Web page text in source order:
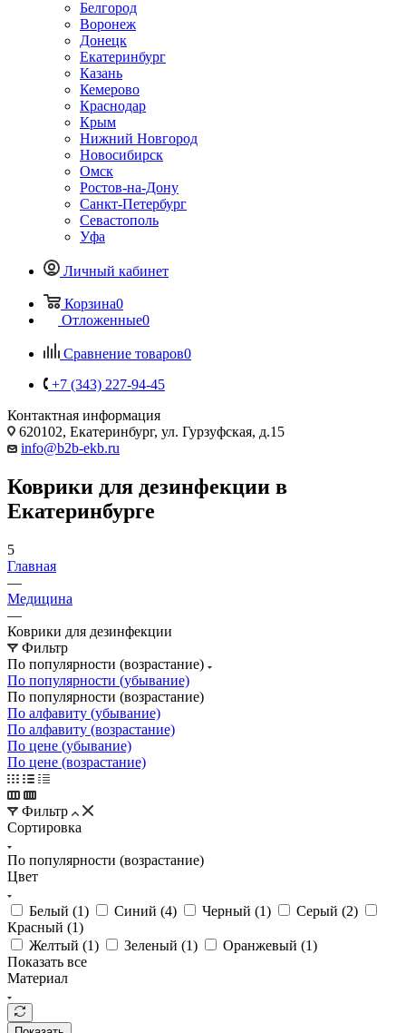
Белгород
Воронеж
Донецк
Екатеринбург
Казань
Кемерово
Краснодар
Крым
Нижний Новгород
Новосибирск
Омск
Ростов-на-Дону
Санкт-Петербург
Севастополь
Уфа
Личный кабинет
Корзина0
Отложенные0
Сравнение товаров0
+7 (343) 227-94-45
Контактная информация
620102, Екатеринбург, ул. Гурзуфская, д.15
info@b2b-ekb.ru
Коврики для дезинфекции в
Екатеринбурге
5
Главная
—
Медицина
—
Коврики для дезинфекции
Фильтр
По популярности (возрастание)
По популярности (убывание)
По популярности (возрастание)
По алфавиту (убывание)
По алфавиту (возрастание)
По цене (убывание)
По цене (возрастание)
Фильтр
Сортировка
По популярности (возрастание)
Цвет
Белый (1) Синий (4) Черный (1) Серый (2)
Красный (1)
Желтый (1) Зеленый (1) Оранжевый (1)
Показать все
Материал